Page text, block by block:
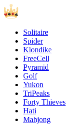
Solitaire
Spider
Klondike
FreeCell
Pyramid
Golf
Yukon
TriPeaks
Forty Thieves
Hati
Mahjong